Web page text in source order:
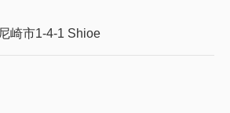
崎市1-4-1 Shioe